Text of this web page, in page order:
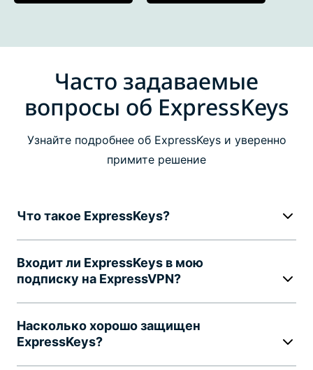
Часто задаваемые
вопросы об ExpressKeys
Узнайте подробнее об ExpressKeys и уверенно
примите решение
Что такое ExpressKeys?
Входит ли ExpressKeys в мою
подписку на ExpressVPN?
Насколько хорошо защищен
ExpressKeys?